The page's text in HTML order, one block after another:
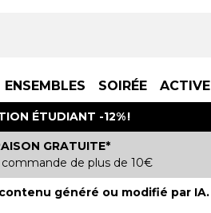
ENSEMBLES SOIRÉE ACTIVE
ÉTUDIANT -12% !
GRATUITE*
de plus de 10€
généré ou modifié par IA.